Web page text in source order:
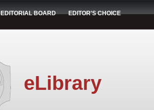
EDITORIAL BOARD EDITOR'S CHOICE
eLibrary